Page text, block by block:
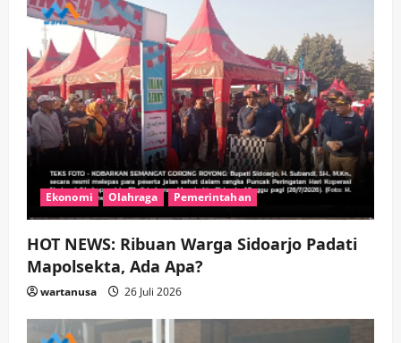
Ekonomi Olahraga Pemerintahan
HOT NEWS: Ribuan Warga Sidoarjo Padati
Mapolsekta, Ada Apa?
wartanusa 26 Juli 2026